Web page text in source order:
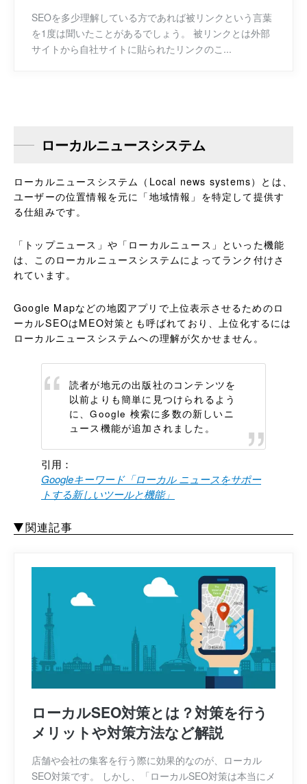
SEOを多少理解している方であれば被リンクという言葉
を1度は聞いたことがあるでしょう。 被リンクとは外部
サイトから自社サイトに貼られたリンクのこ...
ローカルニュースシステム
ローカルニュースシステム（Local news systems）とは、
ユーザーの位置情報を元に「地域情報」を特定して提供す
る仕組みです。
「トップニュース」や「ローカルニュース」といった機能
は、このローカルニュースシステムによってランク付けさ
れています。
Google Mapなどの地図アプリで上位表示させるためのロ
ーカルSEOはMEO対策とも呼ばれており、上位化するには
ローカルニュースシステムへの理解が欠かせません。
読者が地元の出版社のコンテンツを
以前よりも簡単に見つけられるよう
に、Google 検索に多数の新しいニ
ュース機能が追加されました。
引用：
Googleキーワード「ローカル ニュースをサポー
トする新しいツールと機能」
関連記事
ローカルSEO対策とは？対策を行う
メリットや対策方法など解説
店舗や会社の集客を行う際に効果的なのが、ローカル
SEO対策です。 しかし、「ローカルSEO対策は本当にメ